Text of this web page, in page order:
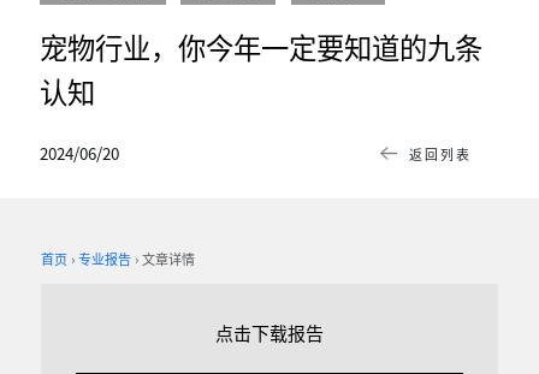
返回列表
2024/06/20
宠物行业，你今年一定要知道的九条
认知
首页 专业报告 文章详情
点击下载报告